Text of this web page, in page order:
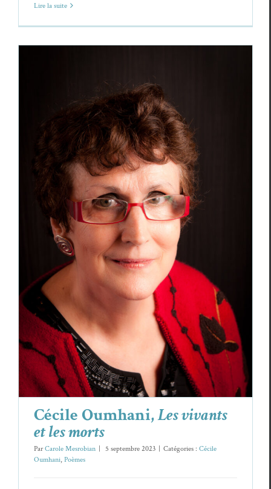
Lire la suite
Cécile Oumhani, Les vivants et les morts
Cécile Oumhani Poèmes
Cécile Oumhani,Les vivants
et les morts
ParCarole Mesrobian 5 septembre 2023 Catégories : Cécile
Oumhani, Poèmes